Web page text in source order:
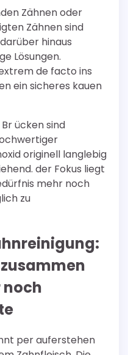
Zähnen oder
Zähnen sind
hinaus
Lösungen.
de facto ins
ein sicheres kauen
ücken sind
originell langlebig
der Fokus liegt
mehr noch
zu
noch
per auferstehen